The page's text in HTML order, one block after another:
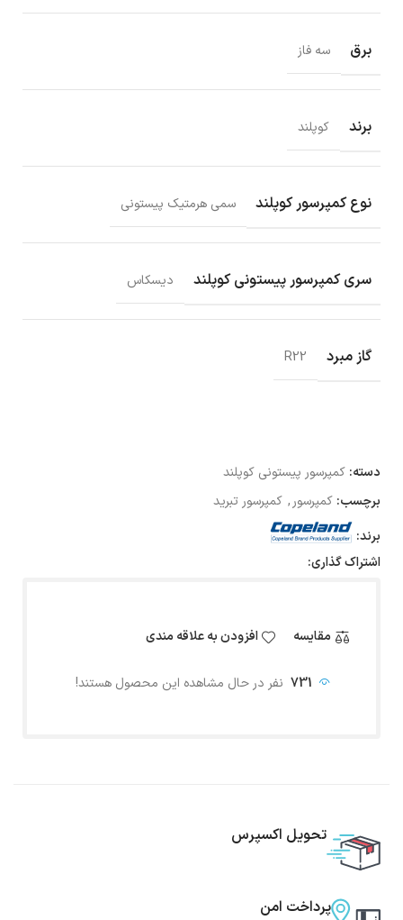
برق سه فاز
برند کوپلند
نوع کمپرسور کوپلند سمی هرمتیک پیستونی
سری کمپرسور پیستونی کوپلند دیسکاس
گاز مبرد R22
دسته: کمپرسور پیستونی کوپلند
برچسب: کمپرسور , کمپرسور تبرید
برند:
اشتراک گذاری:
مقایسه افزودن به علاقه مندی
731 نفر در حال مشاهده این محصول هستند!
تحویل اکسپرس
پرداخت امن